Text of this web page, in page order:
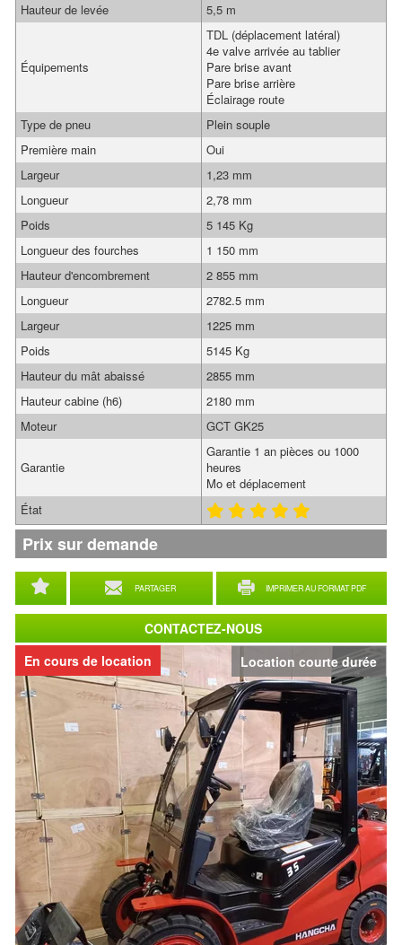
Location courte durée
En cours de location
PARTAGER IMPRIMER AU FORMAT PDF
Hauteur de levée
5,5 m
Équipements
TDL (déplacement latéral)
4e valve arrivée au tablier
Pare brise avant
Pare brise arrière
Éclairage route
Type de pneu
Plein souple
Première main
Oui
Largeur
1,23 mm
Longueur
2,78 mm
Poids
5 145 Kg
Longueur des fourches
1 150 mm
Hauteur d'encombrement
2 855 mm
Longueur
2782.5 mm
Largeur
1225 mm
Poids
5145 Kg
Hauteur du mât abaissé
2855 mm
Hauteur cabine (h6)
2180 mm
Moteur
GCT GK25
Garantie
Garantie 1 an pièces ou 1000
heures
Mo et déplacement
État
Prix sur demande
CONTACTEZ-NOUS